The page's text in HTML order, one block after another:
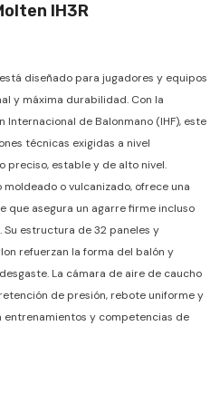
IH3R
diseñado para jugadores y equipos
y máxima durabilidad. Con la
de Balonmano (IHF), este
técnicas exigidas a nivel
preciso, estable y de alto nivel.
o vulcanizado, ofrece una
que asegura un agarre firme incluso
estructura de 32 paneles y
refuerzan la forma del balón y
La cámara de aire de caucho
de presión, rebote uniforme y
y competencias de